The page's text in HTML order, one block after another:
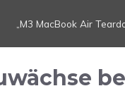
„M3 MacBook Air